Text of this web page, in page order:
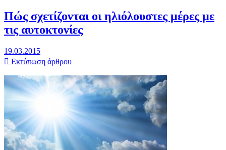
Πώς σχετίζονται οι ηλιόλουστες μέρες με
τις αυτοκτονίες
19.03.2015
Εκτύπωση άρθρου